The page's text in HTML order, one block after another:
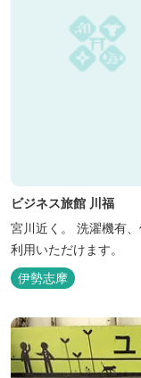
ビジネス旅館 川福
宮川近く。 洗濯機有
利用いただけます。
伊勢志摩